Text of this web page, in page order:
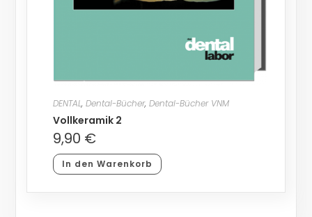
DENTAL, Dental-Bücher, Dental-Bücher VNM
Vollkeramik 2
9,90 €
In den Warenkorb